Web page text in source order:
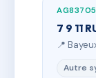
7 9 11
📍
Autre